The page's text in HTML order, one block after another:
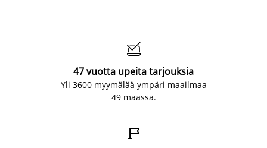

47 vuotta upeita tarjouksia
Yli 3600 myymälää ympäri maailmaa
49 maassa.
